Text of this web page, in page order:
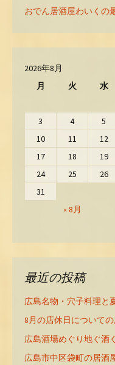
おでん居酒屋わいくの
2026年8月
月
火 水
« 8月
3
4 5
10
11 12
17
18 19
24
25 26
31
最近の投稿
広島名物・穴子料理と
8月の店休日について
広島酒場めぐり地ぐ酒
広島市中区袋町の居酒